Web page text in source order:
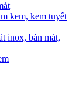
kem, kem tuyết
inox, bàn mát,